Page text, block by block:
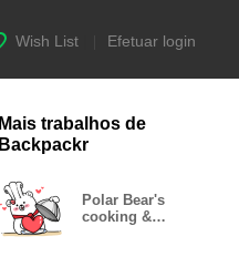
Wish List Efetuar login
Mais trabalhos de
Backpackr
Polar Bear's
cooking &